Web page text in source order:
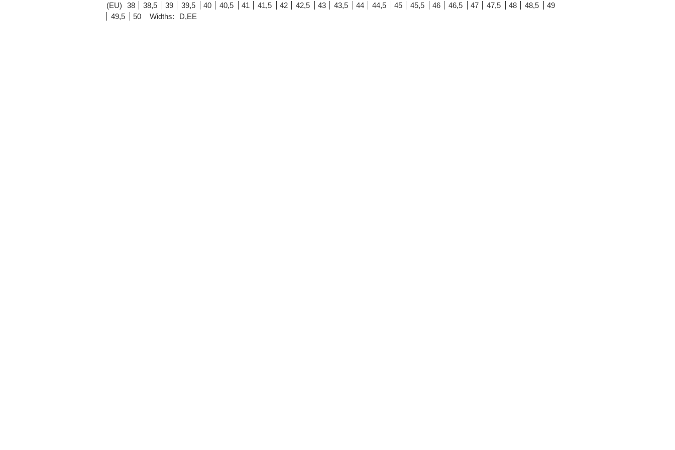
(EU) 38 38,5 39 39,5 40 40,5 41 41,5 42 42,5 43 43,5 44 44,5 45 45,5 46 46,5 47 47,5 48 48,5
49
49,5
50 Widths: D,EE